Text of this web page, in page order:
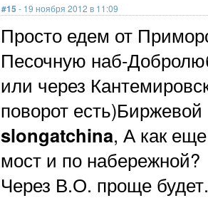
#15 - 19 ноября 2012 в 11:09
Просто едем от
Песочную наб-
или через
поворот
slongatchina, А как
мост и по набережной?
Через В.О. проще